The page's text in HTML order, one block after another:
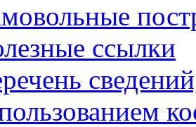
ссылки